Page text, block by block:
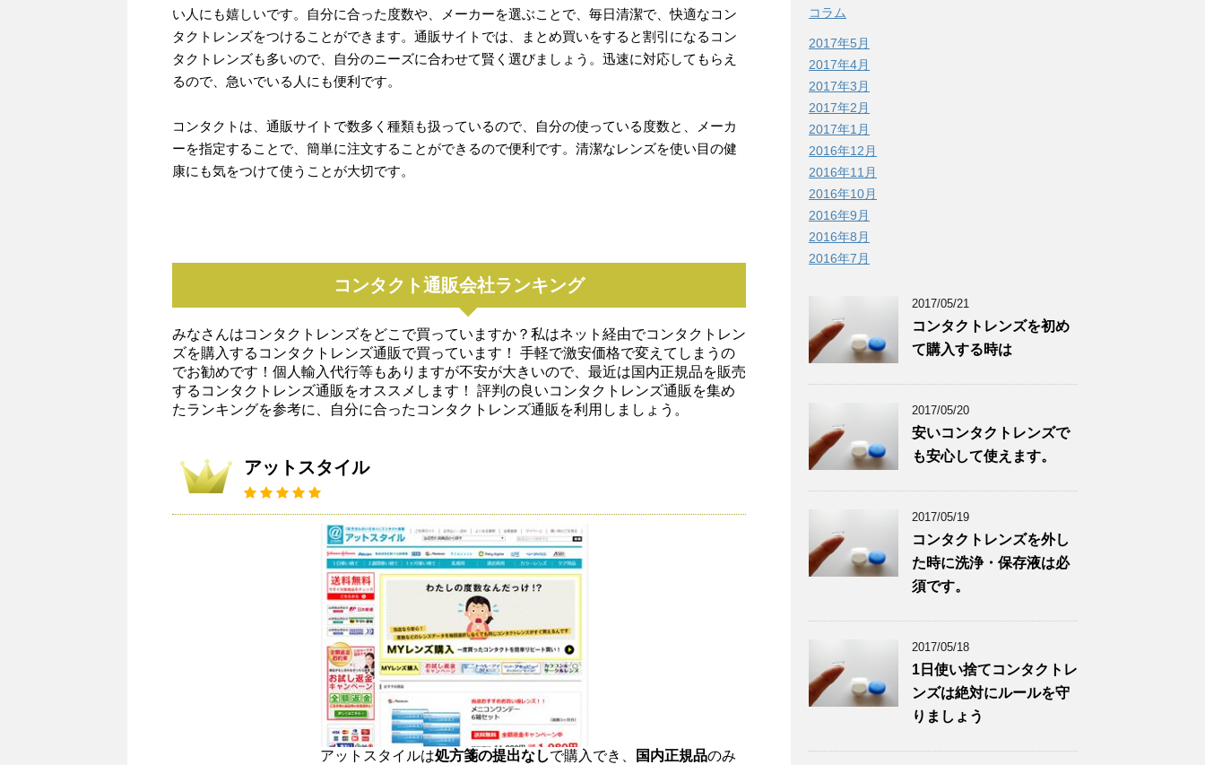
い人にも嬉しいです。自分に合った度数や、メーカーを選ぶことで、毎日清潔で、快適なコン
タクトレンズをつけることができます。通販サイトでは、まとめ買いをすると割引になるコン
タクトレンズも多いので、自分のニーズに合わせて賢く選びましょう。迅速に対応してもらえ
るので、急いでいる人にも便利です。
コンタクトは、通販サイトで数多く種類も扱っているので、自分の使っている度数と、メーカ
ーを指定することで、簡単に注文することができるので便利です。清潔なレンズを使い目の健
康にも気をつけて使うことが大切です。
コンタクト通販会社ランキング
みなさんはコンタクトレンズをどこで買っていますか？私はネット経由でコンタクトレン
ズを購入するコンタクトレンズ通販で買っています！ 手軽で激安価格で変えてしまうの
でお勧めです！個人輸入代行等もありますが不安が大きいので、最近は国内正規品を販売
するコンタクトレンズ通販をオススメします！ 評判の良いコンタクトレンズ通販を集め
たランキングを参考に、自分に合ったコンタクトレンズ通販を利用しましょう。
アットスタイル
アットスタイルは処方箋の提出なしで購入でき、 国内正規品のみ
コラム
2017年5月
2017年4月
2017年3月
2017年2月
2017年1月
2016年12月
2016年11月
2016年10月
2016年9月
2016年8月
2016年7月
2017/05/21
コンタクトレンズを初め
て購入する時は
2017/05/20
安いコンタクトレンズで
も安心して使えます。
2017/05/19
コンタクトレンズを外し
た時に洗浄・保存液は必
須です。
2017/05/18
1日使い捨てコンタクトレ
ンズは絶対にルールを守
りましょう